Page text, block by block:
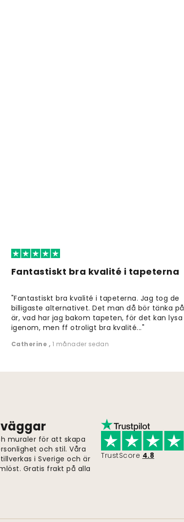
Fantastiskt bra kvalité i tapeterna
"Fantastiskt bra kvalité i tapeterna. Jag tog de
billigaste alternativet. Det man då bör tänka på
är, vad har jag bakom tapeten, för det kan lysa
igenom, men ff otroligt bra kvalité..."
Catherine , 1 månader sedan
muraler för att skapa
och stil. Våra
i Sverige och är
Gratis frakt på alla
TrustScore 4.8